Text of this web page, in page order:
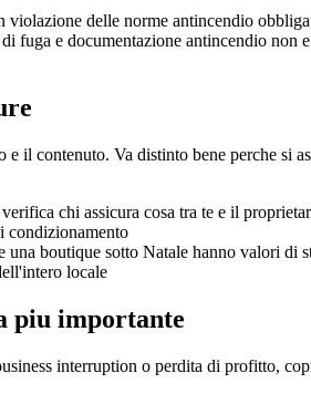
delle norme antincendio
e documentazione antincendio non
contenuto. Va distinto bene perche si
chi assicura cosa tra te e il
condizionamento
boutique sotto Natale hanno valori di
locale
piu importante
interruption o perdita di profitto,